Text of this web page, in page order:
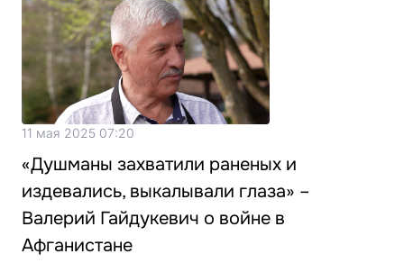
11 мая 2025 07:20
«Душманы захватили раненых и
издевались, выкалывали глаза» –
Валерий Гайдукевич о войне в
Афганистане